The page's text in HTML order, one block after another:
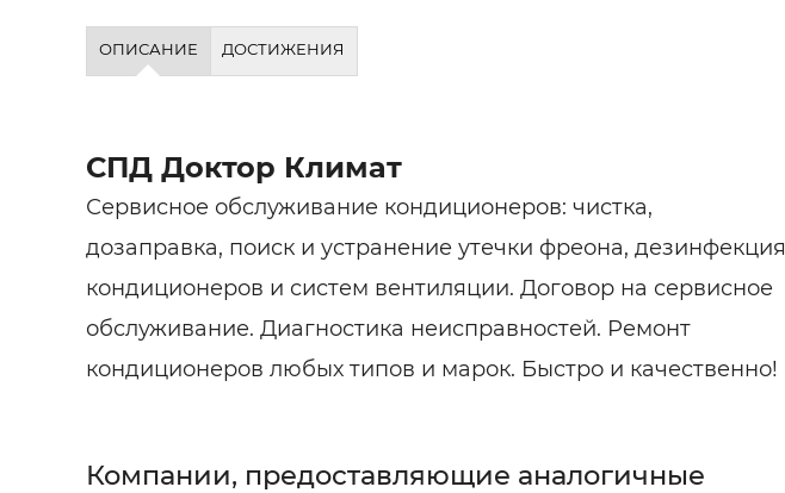
ОПИСАНИЕ ДОСТИЖЕНИЯ
СПД Доктор Климат
Сервисное обслуживание кондиционеров: чистка,
дозаправка, поиск и устранение утечки фреона, дезинфекция
кондиционеров и систем вентиляции. Договор на сервисное
обслуживание. Диагностика неисправностей. Ремонт
кондиционеров любых типов и марок. Быстро и качественно!
Компании, предоставляющие аналогичные